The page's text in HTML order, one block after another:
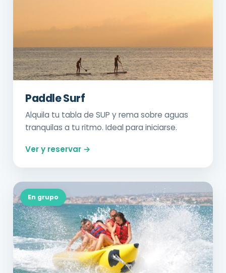
Paddle Surf
Alquila tu tabla de SUP y rema sobre aguas
tranquilas a tu ritmo. Ideal para iniciarse.
Ver y reservar →
En grupo